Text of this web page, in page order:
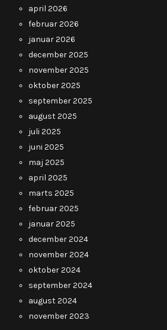
april 2026
februar 2026
januar 2026
december 2025
november 2025
oktober 2025
september 2025
august 2025
juli 2025
juni 2025
maj 2025
april 2025
marts 2025
februar 2025
januar 2025
december 2024
november 2024
oktober 2024
september 2024
august 2024
november 2023